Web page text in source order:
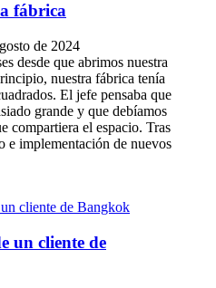
fábrica
de 2024
desde que abrimos nuestra
nuestra fábrica tenía
El jefe pensaba que
grande y que debíamos
compartiera el espacio. Tras
e implementación de nuevos
un cliente de